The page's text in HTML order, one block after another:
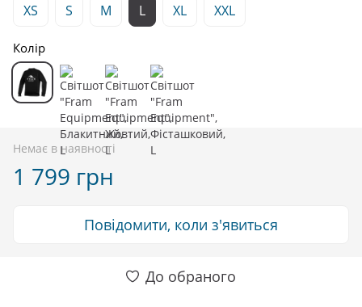
XS S M L XL XXL
Колір
Немає в наявності
1 799 грн
Повідомити, коли з'явиться
До обраного